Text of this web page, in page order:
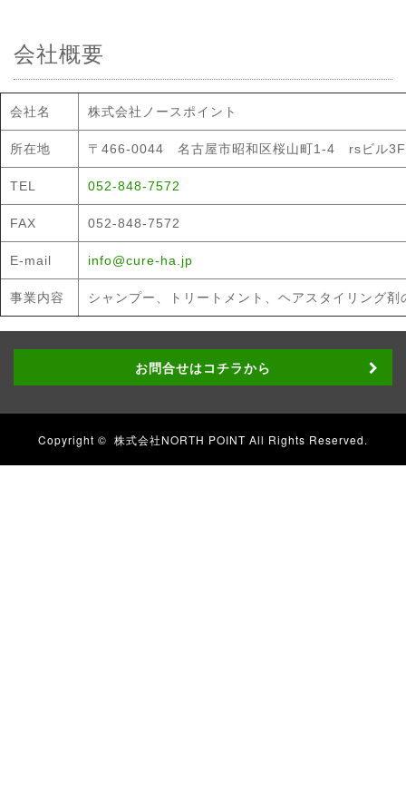
会社概要
会社名 株式会社ノースポイント
所在地 〒466-0044 名古屋市昭和区桜山町1-4 rsビル3F
TEL 052-848-7572
FAX 052-848-7572
E-mail info@cure-ha.jp
事業内容 シャンプー、トリートメント、ヘアスタイリング
お問合せはコチラから
Copyright © 株式会社NORTH POINT All Rights Reserved.